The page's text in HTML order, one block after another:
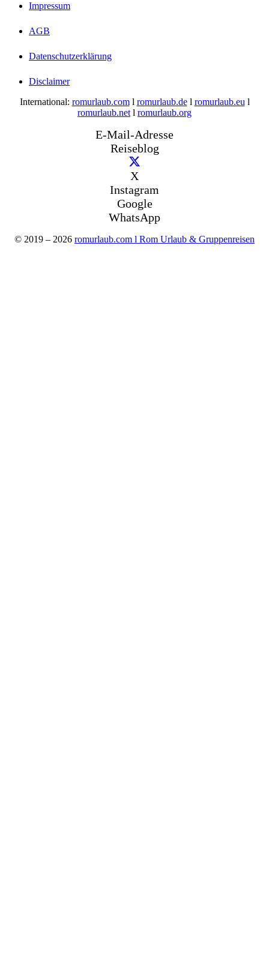
Impressum
AGB
Datenschutzerklärung
Disclaimer
International: romurlaub.coml romurlaub.del romurlaub.eu l
romurlaub.net l romurlaub.org
E-Mail-Adresse
Reiseblog
X
Instagram
Google
WhatsApp
© 2019 – 2026 romurlaub.com l Rom Urlaub & Gruppenreisen